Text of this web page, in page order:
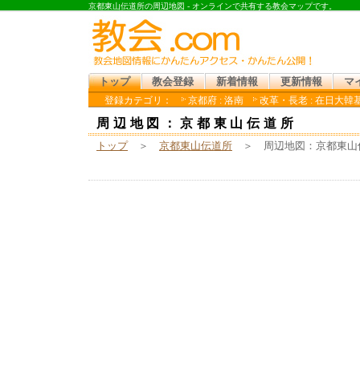
京都東山伝道所の周辺地図 - オンラインで共有する教会マップです。
トップ 教会登録 新着情報 更新情報
マ
登録カテゴリ：
京都府 : 洛南 改革・長老 : 在日大韓
周辺地図：京都東山伝道所
トップ ＞ 京都東山伝道所 ＞ 周辺地図：京都東山